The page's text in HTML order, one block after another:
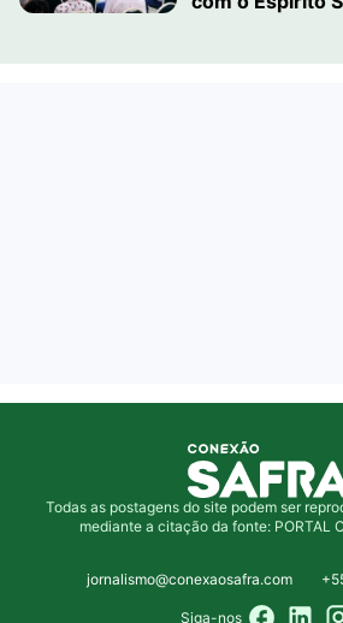
Todas as postagens do site podem ser
mediante a citação da fonte: PORTAL
jornalismo@conexaosafra.com
Siga-nos